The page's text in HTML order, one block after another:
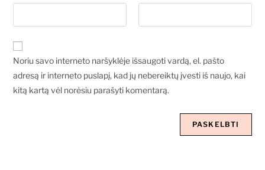
Noriu savo interneto naršyklėje išsaugoti vardą, el. pašto
adresą ir interneto puslapį, kad jų nebereiktų įvesti iš naujo, kai
kitą kartą vėl norėsiu parašyti komentarą.